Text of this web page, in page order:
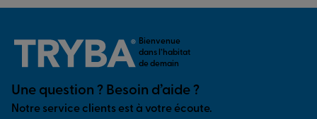
Bienvenue
dans l’habitat
de demain
Une question ? Besoin d’aide ?
Notre service clients est à votre écoute.